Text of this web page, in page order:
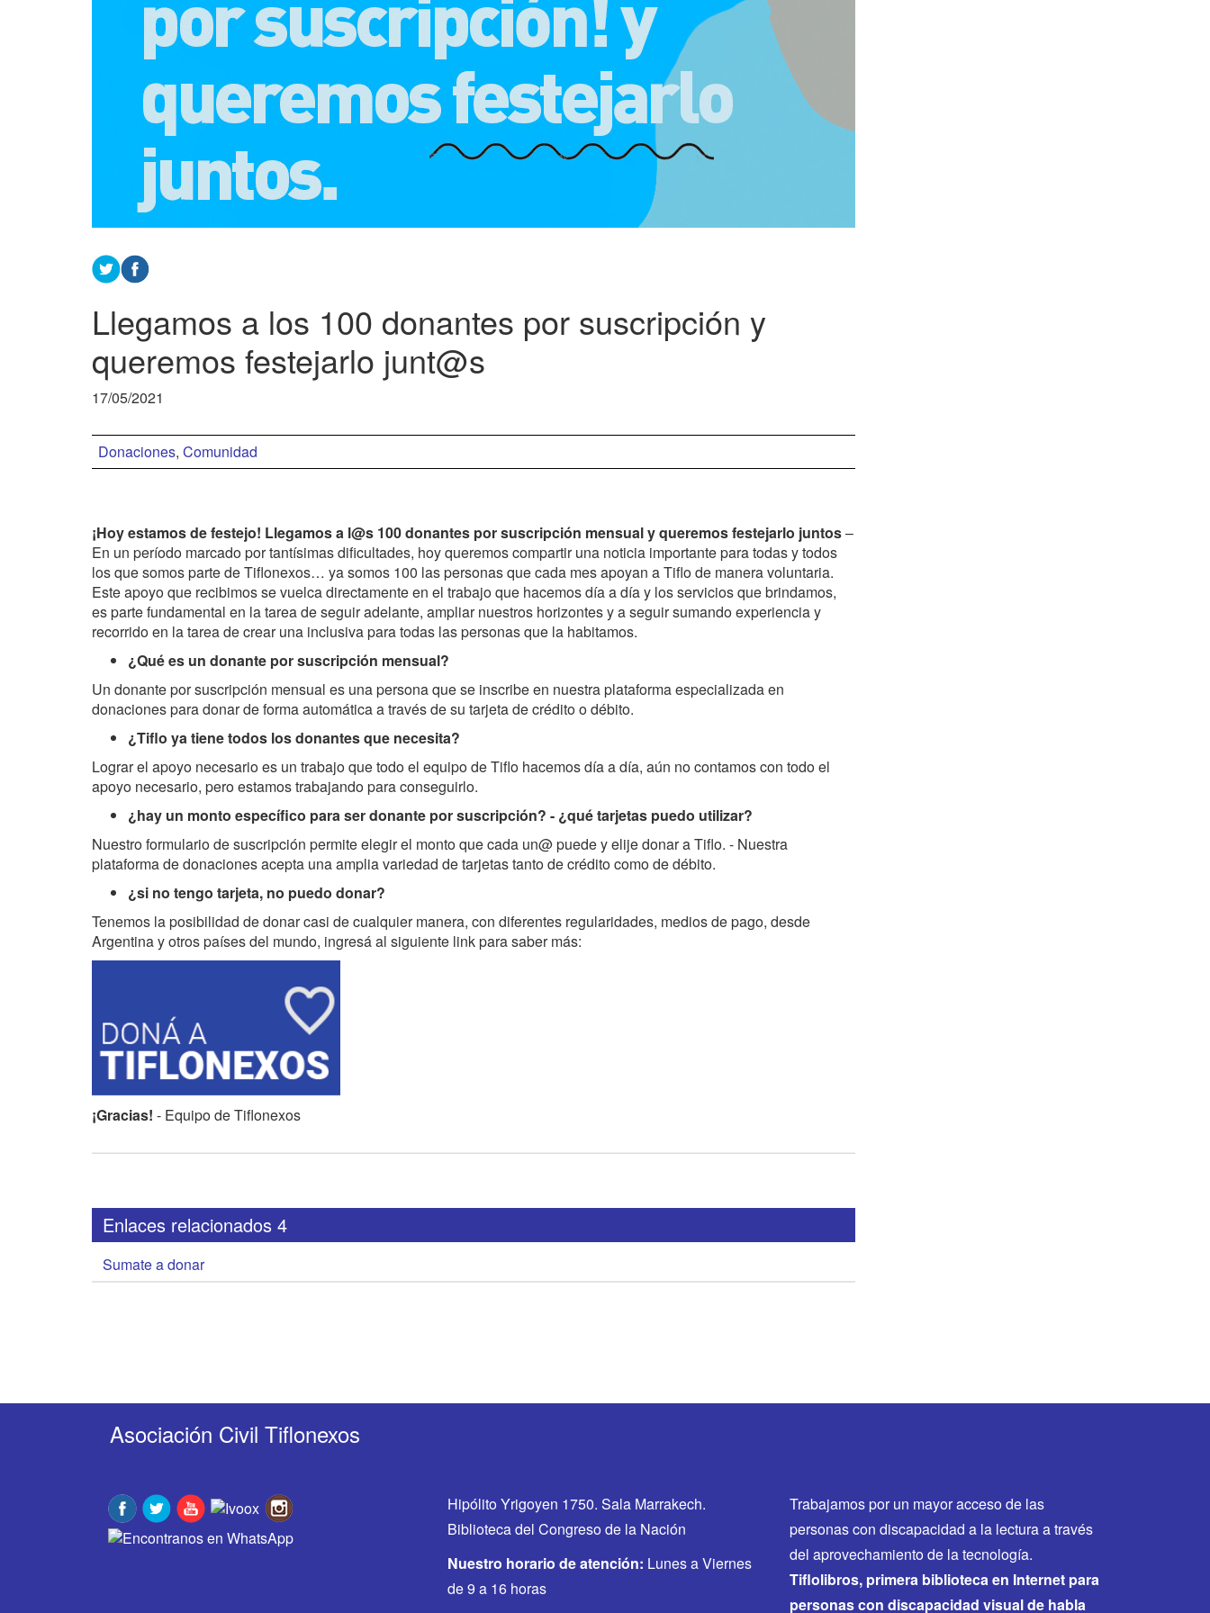
Llegamos a los 100 donantes por suscripción y
queremos festejarlo junt@s
17/05/2021
Donaciones, Comunidad
¡Hoy estamos de festejo! Llegamos a l@s 100 donantes por suscripción mensual y queremos festejarlo juntos–
En un período marcado por tantísimas dificultades, hoy queremos compartir una noticia importante para todas y todos
los que somos parte de Tiflonexos… ya somos 100 las personas que cada mes apoyan a Tiflo de manera voluntaria.
Este apoyo que recibimos se vuelca directamente en el trabajo que hacemos día a día y los servicios que brindamos,
es parte fundamental en la tarea de seguir adelante, ampliar nuestros horizontes y a seguir sumando experiencia y
recorrido en la tarea de crear una inclusiva para todas las personas que la habitamos.
¿Qué es un donante por suscripción mensual?
Un donante por suscripción mensual es una persona que se inscribe en nuestra plataforma especializada en
donaciones para donar de forma automática a través de su tarjeta de crédito o débito.
¿Tiflo ya tiene todos los donantes que necesita?
Lograr el apoyo necesario es un trabajo que todo el equipo de Tiflo hacemos día a día, aún no contamos con todo el
apoyo necesario, pero estamos trabajando para conseguirlo.
¿hay un monto específico para ser donante por suscripción? - ¿qué tarjetas puedo utilizar?
Nuestro formulario de suscripción permite elegir el monto que cada un@ puede y elije donar a Tiflo. - Nuestra
plataforma de donaciones acepta una amplia variedad de tarjetas tanto de crédito como de débito.
¿si no tengo tarjeta, no puedo donar?
Tenemos la posibilidad de donar casi de cualquier manera, con diferentes regularidades, medios de pago, desde
Argentina y otros países del mundo, ingresá al siguiente link para saber más:
¡Gracias! - Equipo de Tiflonexos
Enlaces relacionados 4
Sumate a donar
Asociación Civil Tiflonexos
Hipólito Yrigoyen 1750. Sala Marrakech.
Biblioteca del Congreso de la Nación
Nuestro horario de atención: Lunes a Viernes
de 9 a 16 horas
Trabajamos por un mayor acceso de las
personas con discapacidad a la lectura a través
del aprovechamiento de la tecnología.
Tiflolibros, primera biblioteca en Internet para
personas con discapacidad visual de habla